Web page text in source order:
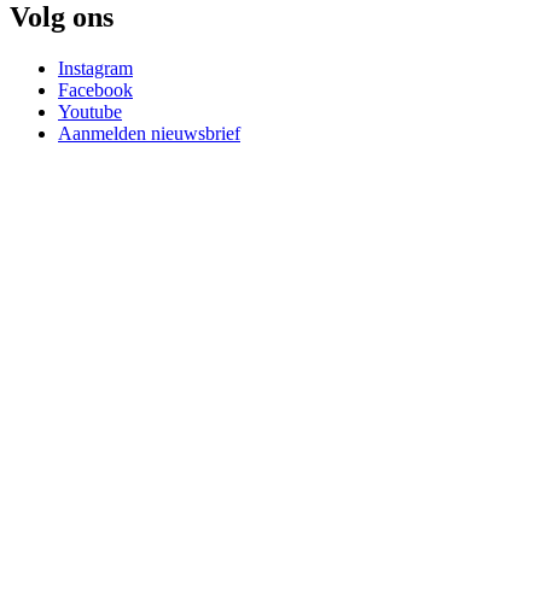
Volg ons
Instagram
Facebook
Youtube
Aanmelden nieuwsbrief